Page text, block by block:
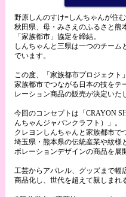
野原しんのすけ=しんちゃんが住
秋田県、母・みさえのふるさと熊
「家族都市」協定を締結。
しんちゃんと三県は一つのチーム
でいます。
この度、「家族都市プロジェクト
家族都市でつながる日本の技をテ
レーション商品の販売が決定いた
今回のコンセプトは「CRAYON
んちゃんジャパンクラフト）」。
クレヨンしんちゃんと家族都市で
埼玉県・熊本県の伝統産業や紋様
ボレーションデザインの商品を展
工芸からアパレル、グッズまで幅
商品化し、世代を超えて親しまれ